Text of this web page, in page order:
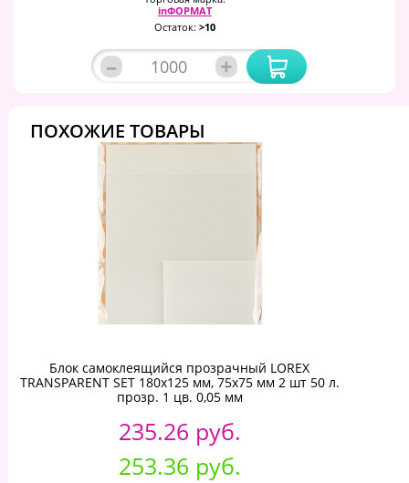
inФОРМАТ
Остаток: >10
– +
ПОХОЖИЕ ТОВАРЫ
Блок самоклеящийся прозрачный LOREX
TRANSPARENT SET 180x125 мм, 75x75 мм 2 шт 50 л.
прозр. 1 цв. 0,05 мм
235.26 руб.
253.36 руб.